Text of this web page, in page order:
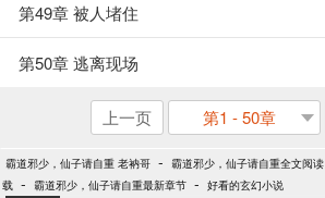
第49章 被人堵住
第50章 逃离现场
上一页 第1 - 50章
霸道邪少，仙子请自重 老衲哥 - 霸道邪少，仙子请自重全文阅读
载 - 霸道邪少，仙子请自重最新章节 - 好看的玄幻小说